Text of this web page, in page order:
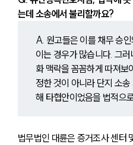
통
업
업
사례분
법
는데 소송에서 불리할까요?
A. 원고들은 이를 채무 승
이는 경우가 많습니다. 그
화 맥락을 꼼꼼하게 따져보
정한 것이 아니라 단지 소
해 타협안이었음을 법적으
법무법인 대륜은 증거조사 센터